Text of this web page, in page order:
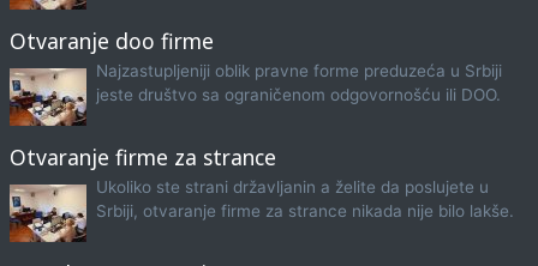
Otvaranje doo firme
Najzastupljeniji oblik pravne forme preduzeća u Srbiji
jeste društvo sa ograničenom odgovornošću ili DOO.
Otvaranje firme za strance
Ukoliko ste strani državljanin a želite da poslujete u
Srbiji, otvaranje firme za strance nikada nije bilo lakše.